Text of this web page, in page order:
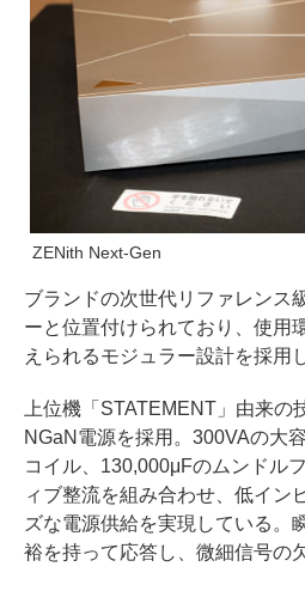
ZENith Next-Gen
ブランドの次世代リファレンス
ーと位置付けられており、使用
えられるモジュラー設計を採用
上位機「STATEMENT」由来
NGaN電源を採用。300VAの大
コイル、130,000μFのムンドル
ィブ整流を組み合わせ、低イン
ズな電源供給を実現している。
裕を持って応答し、微細信号の